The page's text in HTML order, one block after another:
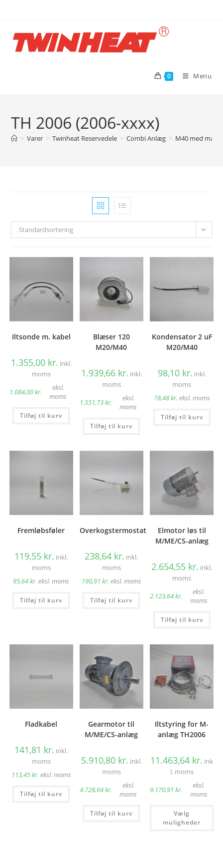
content
0 Menu
TH 2006 (2006-xxxx)
> Varer > Twinheat Reservedele > Combi Anlæg > M40 med
Standardsortering
Iltsonde m. kabel
1.355,00 kr. inkl.
moms
1.084,00kr.
eksl.
moms
Tilføj til kurv
Blæser 120
M20/M40
1.939,66 kr. inkl.
moms
1.551,73kr.
eksl.
moms
Tilføj til kurv
Kondensator 2 uF
M20/M40
98,10 kr. inkl.
moms
78,48kr. eksl. moms
Tilføj til kurv
Fremløbsføler
119,55 kr. inkl.
moms
95,64kr. eksl. moms
Tilføj til kurv
Overkogstermostat
238,64 kr. inkl.
moms
190,91 kr. eksl. moms
Tilføj til kurv
Elmotor løs til
M/ME/CS-anlæg
2.654,55 kr. inkl.
moms
2.123,64kr.
eksl.
moms
Tilføj til kurv
Fladkabel
141,81 kr. inkl.
moms
113,45kr. eksl. moms
Tilføj til kurv
Gearmotor til
M/ME/CS-anlæg
5.910,80 kr. inkl.
moms
4.728,64kr.
eksl.
moms
Tilføj til kurv
Iltstyring for M-
anlæg TH2006
11.463,64 kr. ink
l. moms
9.170,91 kr.
eksl.
moms
Vælg
muligheder